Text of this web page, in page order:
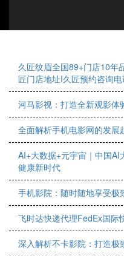
久匠纹眉全国89+门店10年
匠门店地址I久匠预约咨询
河马影视：打造全新观影体
全面解析手机电影网的发展
AI+大数据+元宇宙｜中国
健康新时代
手机影院：随时随地享受极
飞时达快递代理FedEx国际
深入解析不卡影院：打造极